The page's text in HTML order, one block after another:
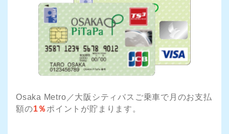
Osaka Metro／大阪シティバスご乗車で月のお支払
額の1％ ポイントが貯まります。